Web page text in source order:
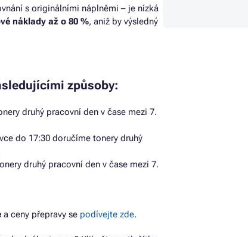
s originálními náplněmi – je nízká
náklady až o 80 %, aniž by výsledný
způsoby:
druhý pracovní den v čase mezi 7.
do 17:30 doručíme tonery druhý
druhý pracovní den v čase mezi 7.
a ceny přepravy se podívejte zde.